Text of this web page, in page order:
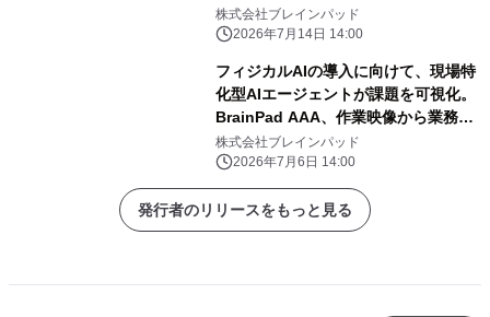
株式会社ブレインパッド
2026年7月14日 14:00
フィジカルAIの導入に向けて、現場特
化型AIエージェントが課題を可視化。
BrainPad AAA、作業映像から業務改
善を支援する「COROKO Analytics」
を提供開始
株式会社ブレインパッド
2026年7月6日 14:00
発行者のリリースをもっと見る